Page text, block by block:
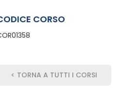
CORSO
< TORNA A TUTTI I CORSI